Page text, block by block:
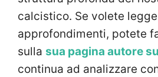
calcistico. Se volete
approfondimenti, potete
sulla sua pagina autore
continua ad analizzare